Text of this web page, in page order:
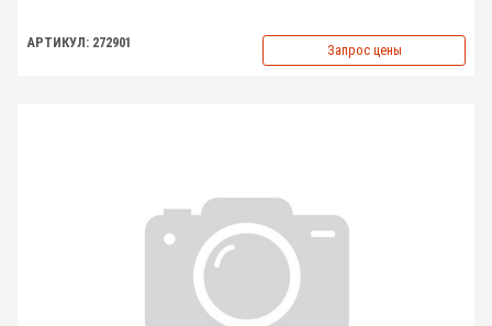
АРТИКУЛ: 272901 Запрос цены